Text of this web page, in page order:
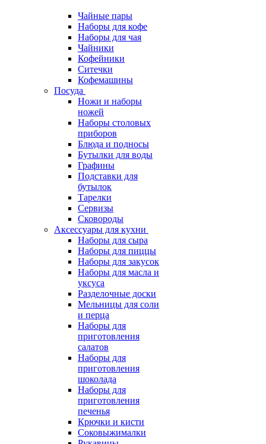
Чайные пары
Наборы для кофе
Наборы для чая
Чайники
Кофейники
Ситечки
Кофемашины
Посуда
Ножи и наборы
ножей
Наборы столовых
приборов
Блюда и подносы
Бутылки для воды
Графины
Подставки для
бутылок
Тарелки
Сервизы
Сковороды
Аксессуары для кухни
Наборы для сыра
Наборы для пиццы
Наборы для закусок
Наборы для масла и
уксуса
Разделочные доски
Мельницы для соли
и перца
Наборы для
приготовления
салатов
Наборы для
приготовления
шоколада
Наборы для
приготовления
печенья
Крючки и кисти
Соковыжималки